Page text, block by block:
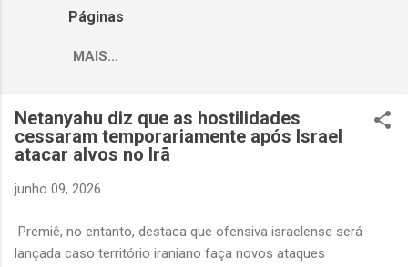
Páginas
MAIS…
Netanyahu diz que as hostilidades
cessaram temporariamente após Israel
atacar alvos no Irã
junho 09, 2026
Premiê, no entanto, destaca que ofensiva israelense será
lançada caso território iraniano faça novos ataques